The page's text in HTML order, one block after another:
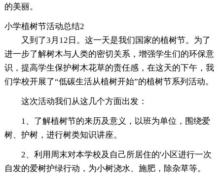
的美丽。
小学植树节活动总结2
又到了3月12日。这一天是我们国家的植树节。为了
进一步了解树木与人类的密切关系，增强学生们的环保意
识，提高学生保护树木花草的责任感，在这天的下午，我
们学校开展了“低碳生活从植树开始”的植树节系列活动。
这次活动我们从这几个方面出发：
1、了解植树节的来历及意义，以班为单位，围绕爱
树、护树，进行树类知识讲座。
2、利用周末对本学校及自己所居住的'小区进行一次
自发的爱树护绿行动，为小树浇水、施肥，除杂草等。